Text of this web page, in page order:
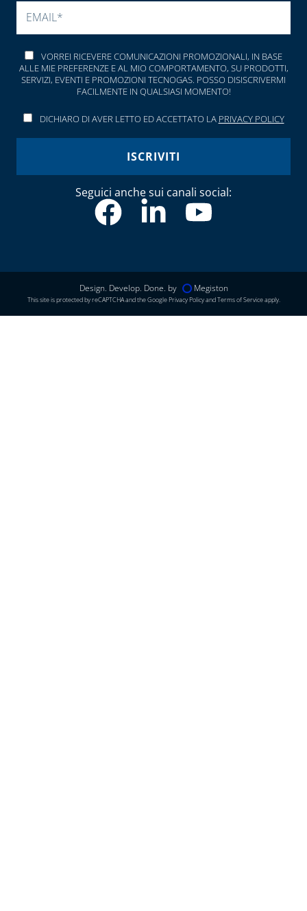
VORREI RICEVERE COMUNICAZIONI PROMOZIONALI, IN BASE
ALLE MIE PREFERENZE E AL MIO COMPORTAMENTO, SU PRODOTTI,
SERVIZI, EVENTI E PROMOZIONI TECNOGAS. POSSO DISISCRIVERMI
FACILMENTE IN QUALSIASI MOMENTO!
DICHIARO DI AVER LETTO ED ACCETTATO LA PRIVACY POLICY
Seguici anche sui canali social:
Design. Develop. Done. by Megiston
This site is protected by reCAPTCHA and the GooglePrivacy PolicyandTerms of Serviceapply.